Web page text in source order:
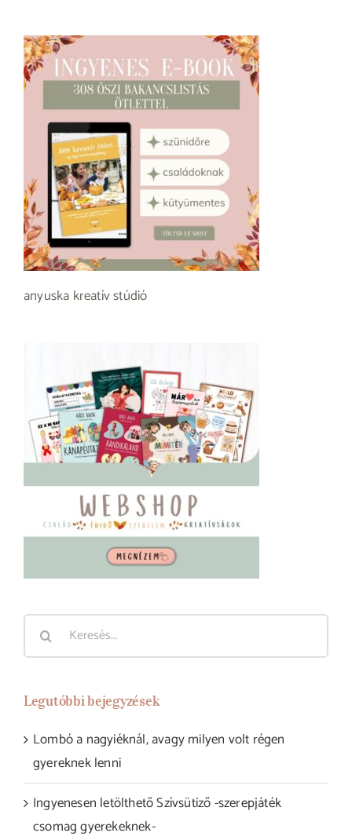
anyuska kreatív stúdió
Keresés...
Legutóbbi bejegyzések
Lombó a nagyiéknál, avagy milyen volt régen
gyereknek lenni
Ingyenesen letölthető Szívsütiző -szerepjáték
csomag gyerekeknek-